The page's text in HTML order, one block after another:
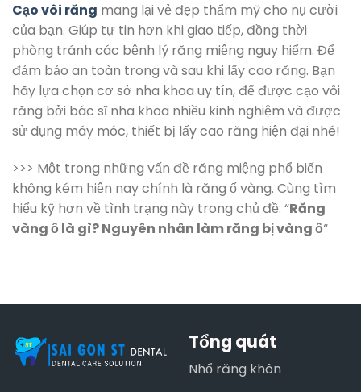
Cạo vôi răng mang lại vẻ đẹp thẩm mỹ cho nụ cười
của bạn. Giúp tự tin hơn khi giao tiếp, đồng thời
phòng tránh các bệnh lý răng miệng nguy hiểm. Để
đảm bảo an toàn trong và sau khi lấy cao răng. Bạn
hãy lựa chọn cơ sở nha khoa uy tín, để được cạo vôi
răng bởi bác sĩ nha khoa nhiều kinh nghiệm và được
sử dụng máy móc, thiết bị lấy cao răng hiện đại nhé!
>>> Một trong những vấn đề răng miệng phổ biến
không kém hiện nay chính là răng ố vàng. Cùng tìm
hiểu kỹ hơn về tình trạng này trong chủ đề: “Răng
vàng ố là gì? Nguyên nhân làm răng bị vàng ố“
Tổng quát
Nhổ răng khôn